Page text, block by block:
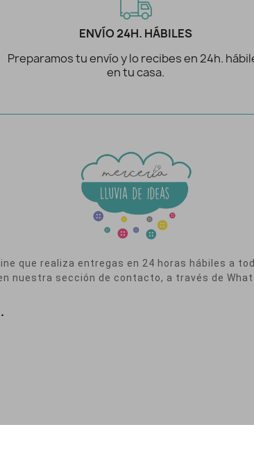
ENVÍO 24H. HÁBILES
Preparamos tu envío y lo recibes en 24h.
en tu casa.
que realiza entregas en 24 horas hábiles a
nuestra sección de contacto, a través de